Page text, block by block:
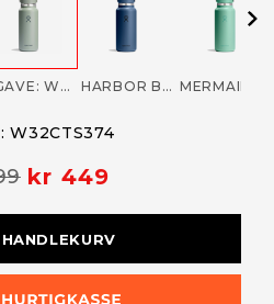
AGAVE: W32CTS374 HARBOR BLUE
W32CTS374
kr 449